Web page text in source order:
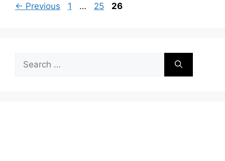
← Previous Page
1 … Page
25 Page
26
Search
for: